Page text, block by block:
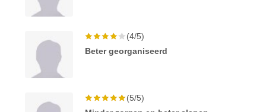
(4/5)
Beter georganiseerd
(5/5)